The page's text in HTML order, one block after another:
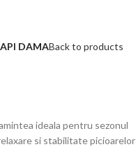
DAMABack to products
ideala pentru sezonul
si stabilitate picioarelor